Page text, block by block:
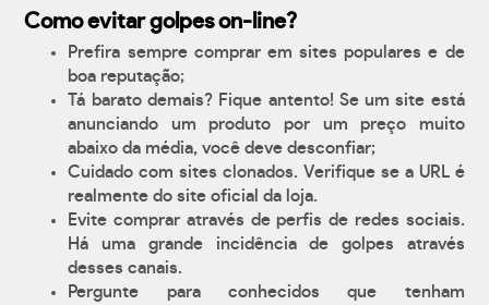
Como evitar golpes on-line?
Prefira sempre comprar em sites populares e de
boa reputação;
Tá barato demais? Fique antento! Se um site está
anunciando um produto por um preço muito
abaixo da média, você deve desconfiar;
Cuidado com sites clonados. Verifique se a URL é
realmente do site oficial da loja.
Evite comprar através de perfis de redes sociais.
Há uma grande incidência de golpes através
desses canais.
Pergunte para conhecidos que tenham